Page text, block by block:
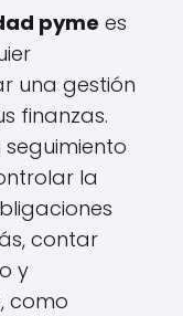
pyme es
una gestión
finanzas.
seguimiento
la
contar
y
como